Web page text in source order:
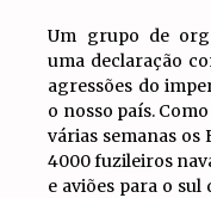
Um grupo de
uma declaração
agressões do
o nosso país.
várias semanas os
4000 fuzileiros
e aviões para o